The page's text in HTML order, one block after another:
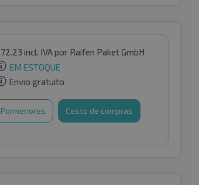
72.23 incl. IVApor Raifen Paket GmbH
EM ESTOQUE
Envio gratuito
Pormenores Cesto de compras